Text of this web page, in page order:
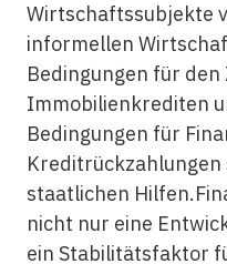
Wirtschaftssubjekte
informellen
Bedingungen für den
Immobilienkrediten
Bedingungen für
staatlichen Hilfen.
nicht nur eine
ein Stabilitätsfaktor